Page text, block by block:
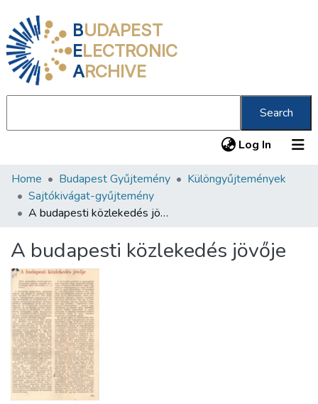
BUDAPEST
ELECTRONIC
ARCHIVE
Search
Log In (current)
Communities & Collections
All of DSpace
About us
Home Budapest Gyűjtemény
Különgyűjtemények
Sajtókivágat-gyűjtemény
A budapesti közlekedés jövője
A budapesti közlekedés jövője